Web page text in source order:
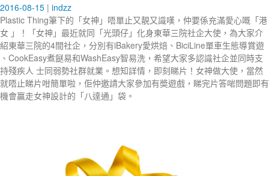
2016-08-15 indzz
Plastic Thing筆下的「女神」唔單止又靚又識嘆，仲要係充滿愛心嘅「港
女 」！「女神」最近就同「光頭仔」化身東華三院社企大使，為大家介
紹東華三院的4間社企，分別有iBakery愛烘焙、BiciLine單車生態導賞遊
、CookEasy煮餸易和WashEasy智易洗，希望大家多認識社企並同時支
持殘疾人 士同弱勢社群就業。想知詳情，即刻睇片！女神做大使，當然
就唔止睇片咁簡單啦，佢仲邀請大家參加有奬遊戲，睇完片答啱問題即有
機會贏走女神設計的「八達通」袋。